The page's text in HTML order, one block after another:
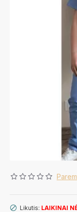
Likutis: LAIKINAI